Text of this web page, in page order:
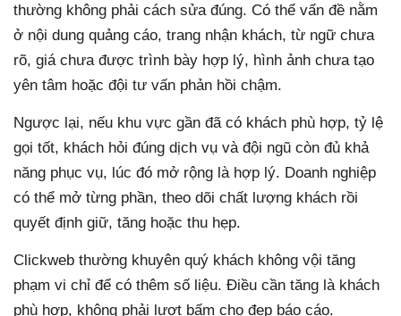
thường không phải cách sửa đúng. Có thể vấn đề nằm
ở nội dung quảng cáo, trang nhận khách, từ ngữ chưa
rõ, giá chưa được trình bày hợp lý, hình ảnh chưa tạo
yên tâm hoặc đội tư vấn phản hồi chậm.
Ngược lại, nếu khu vực gần đã có khách phù hợp, tỷ lệ
gọi tốt, khách hỏi đúng dịch vụ và đội ngũ còn đủ khả
năng phục vụ, lúc đó mở rộng là hợp lý. Doanh nghiệp
có thể mở từng phần, theo dõi chất lượng khách rồi
quyết định giữ, tăng hoặc thu hẹp.
Clickweb thường khuyên quý khách không vội tăng
phạm vi chỉ để có thêm số liệu. Điều cần tăng là khách
phù hợp, không phải lượt bấm cho đẹp báo cáo.